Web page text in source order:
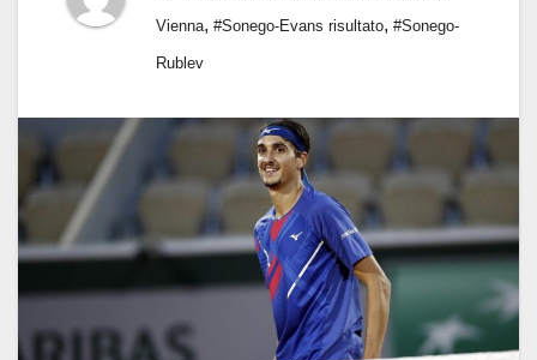
Vienna, #Sonego-Evans risultato, #Sonego-
Rublev